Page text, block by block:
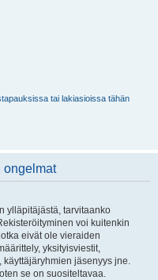
tai lakiasioissa tähän
ongelmat
ylläpitäjästä, tarvitaanko
voi kuitenkin
eivät ole vieraiden
yksityisviestit,
jäsenyys jne.
se on suositeltavaa.